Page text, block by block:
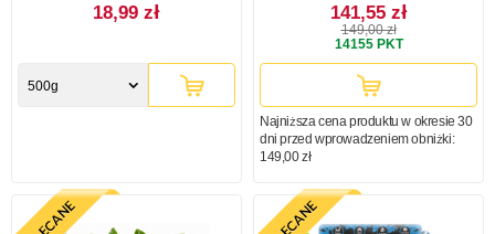
18,99 zł
500g
141,55 zł
149,00 zł
14155PKT
Najniższa cena produktu w okresie 30
dni przed wprowadzeniem obniżki:
149,00 zł